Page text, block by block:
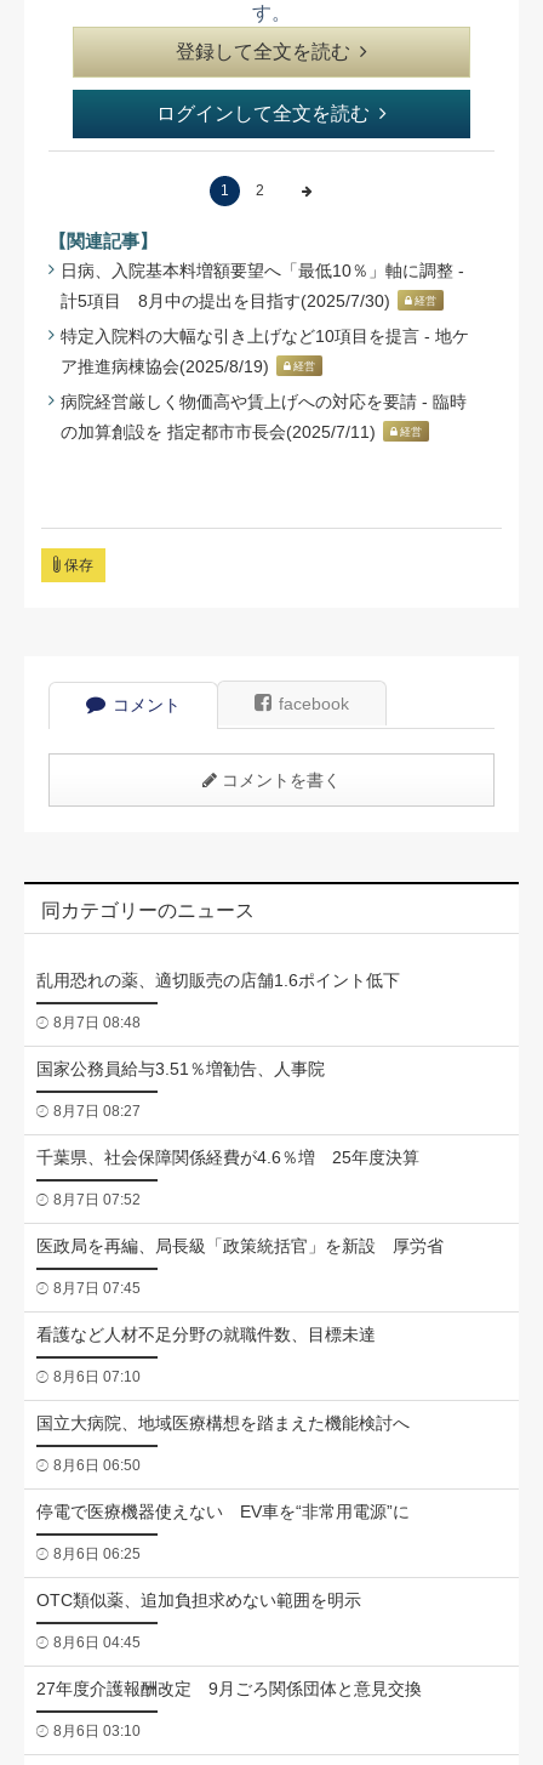
す。
登録して全文を読む
ログインして全文を読む
1 2
【関連記事】
日病、入院基本料増額要望へ「最低10％」軸に調整 -
計5項目 8月中の提出を目指す(2025/7/30)
経営
特定入院料の大幅な引き上げなど10項目を提言 - 地ケ
ア推進病棟協会(2025/8/19)
経営
病院経営厳しく物価高や賃上げへの対応を要請 - 臨時
の加算創設を 指定都市市長会(2025/7/11)
経営
保存
コメント facebook
コメントを書く
同カテゴリーのニュース
乱用恐れの薬、適切販売の店舗1.6ポイント低下
8月7日 08:48
国家公務員給与3.51％増勧告、人事院
8月7日 08:27
千葉県、社会保障関係経費が4.6％増 25年度決算
8月7日 07:52
医政局を再編、局長級「政策統括官」を新設 厚労省
8月7日 07:45
看護など人材不足分野の就職件数、目標未達
8月6日 07:10
国立大病院、地域医療構想を踏まえた機能検討へ
8月6日 06:50
停電で医療機器使えない EV車を“非常用電源”に
8月6日 06:25
OTC類似薬、追加負担求めない範囲を明示
8月6日 04:45
27年度介護報酬改定 9月ごろ関係団体と意見交換
8月6日 03:10